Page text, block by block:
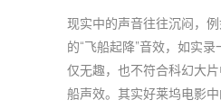
现实中的声音往往沉闷，
的“飞船起降”音效，如实
仅无趣，也不符合科幻大
船声效。其实好莱坞电影